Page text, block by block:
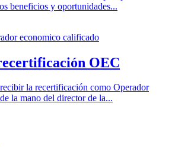
beneficios y oportunidades...
OEC
la recertificación como Operador
la mano del director de la...